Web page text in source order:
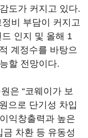
도가 커지고 있다.
비 부담이 커지고
인지 및 올해 1
계정수를 바탕으
할 전망이다.
은 “코웨이가 보
으로 단기성 차입
익창출력과 높은
차환 등 유동성